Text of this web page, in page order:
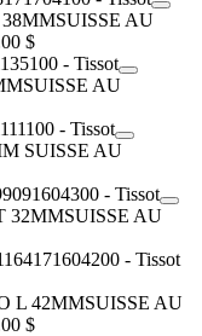
SUISSE AU
$
SUISSE AU
SUISSE AU
32MMSUISSE AU
L 42MMSUISSE AU
$